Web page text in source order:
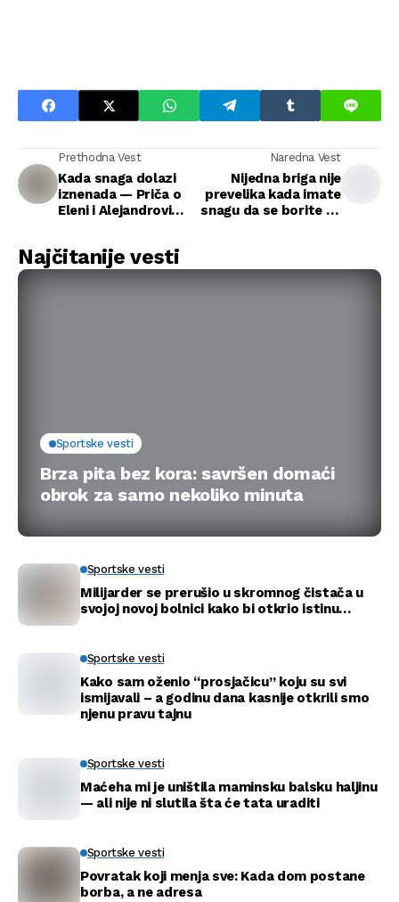
Prethodna Vest
Kada snaga dolazi
iznenada — Priča o
Eleni i Alejandrovi
Naredna Vest
Nijedna briga nije
prevelika kada imate
snagu da se borite za
Najčitanije vesti
Sportske vesti
Brza pita bez kora: savršen domaći
obrok za samo nekoliko minuta
Sportske vesti
Milijarder se prerušio u skromnog čistača u
svojoj novoj bolnici kako bi otkrio istinu…
Sportske vesti
Kako sam oženio “prosjačicu” koju su svi
ismijavali – a godinu dana kasnije otkrili smo
njenu pravu tajnu
Sportske vesti
Maćeha mi je uništila maminsku balsku haljinu
— ali nije ni slutila šta će tata uraditi
Sportske vesti
Povratak koji menja sve: Kada dom postane
borba, a ne adresa